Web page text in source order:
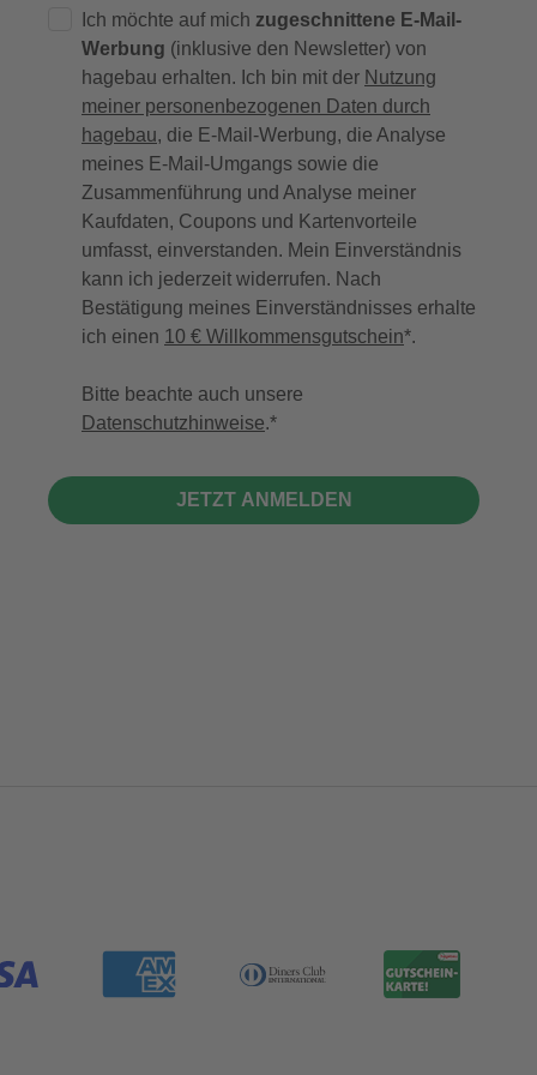
Ich möchte auf mich zugeschnittene E-Mail-
Werbung (inklusive den Newsletter) von
hagebau erhalten. Ich bin mit der Nutzung
meiner personenbezogenen Daten durch
hagebau, die E-Mail-Werbung, die Analyse
meines E-Mail-Umgangs sowie die
Zusammenführung und Analyse meiner
Kaufdaten, Coupons und Kartenvorteile
umfasst, einverstanden. Mein Einverständnis
kann ich jederzeit widerrufen. Nach
Bestätigung meines Einverständnisses erhalte
ich einen 10 € Willkommensgutschein*.
Bitte beachte auch unsere
Datenschutzhinweise.
JETZT ANMELDEN